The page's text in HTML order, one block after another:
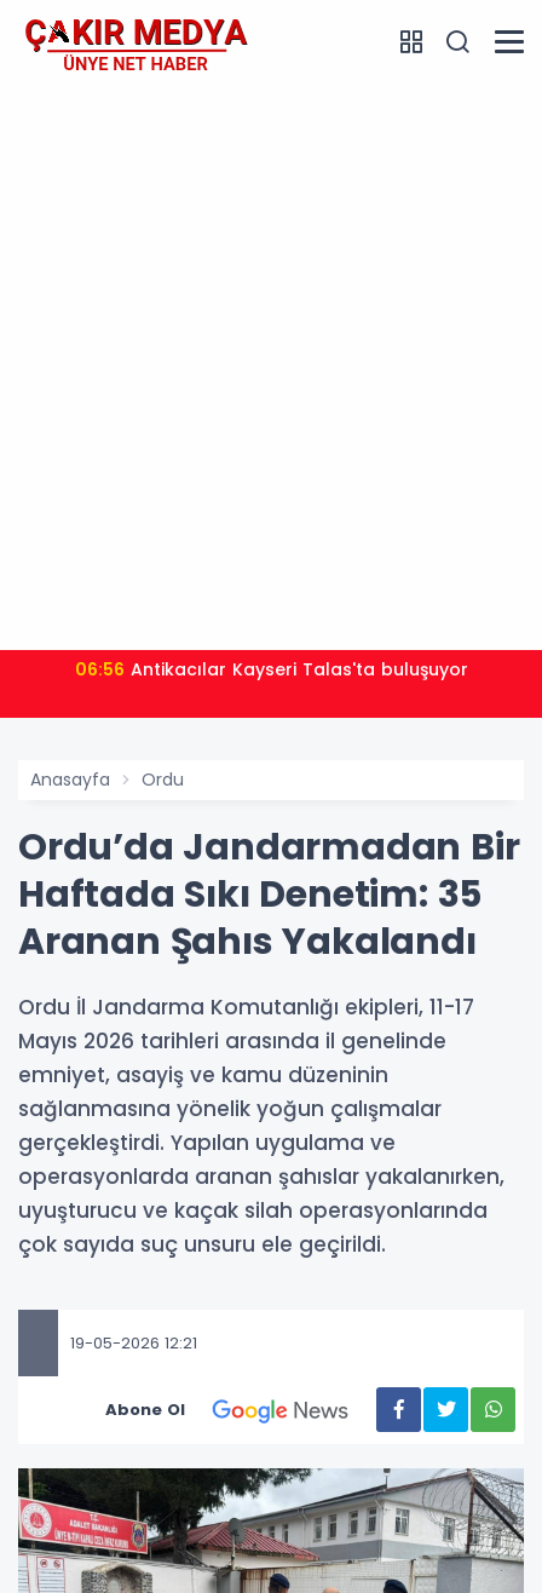
06:56 Antikacılar Kayseri Talas'ta buluşuyor
Anasayfa Ordu
Ordu’da Jandarmadan Bir
Haftada Sıkı Denetim: 35
Aranan Şahıs Yakalandı
Ordu İl Jandarma Komutanlığı ekipleri, 11-17
Mayıs 2026 tarihleri arasında il genelinde
emniyet, asayiş ve kamu düzeninin
sağlanmasına yönelik yoğun çalışmalar
gerçekleştirdi. Yapılan uygulama ve
operasyonlarda aranan şahıslar yakalanırken,
uyuşturucu ve kaçak silah operasyonlarında
çok sayıda suç unsuru ele geçirildi.
19-05-2026 12:21
Abone Ol